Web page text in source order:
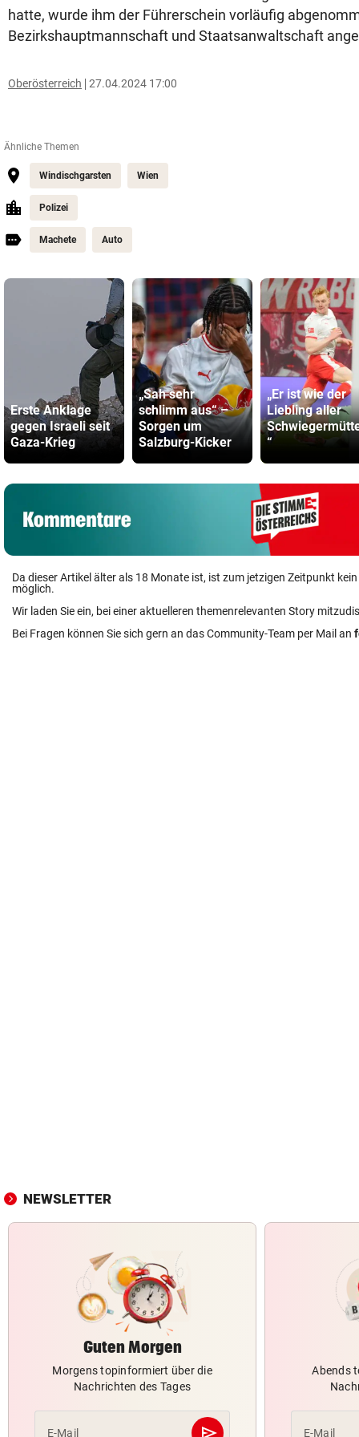
hatte, wurde ihm der Führerschein vorläufig
Bezirkshauptmannschaft und Staatsanwaltschaft
Oberösterreich 27.04.2024 17:00
Ähnliche Themen
Windischgarsten Wien
Polizei
Machete Auto
Erste Anklage
gegen Israeli seit
Gaza-Krieg
„Sah sehr
schlimm aus“ –
Sorgen um
Salzburg-Kicker
„Er ist wie der
Liebling aller
“
Da dieser Artikel älter als 18 Monate ist, ist zum jetzigen Zeitpunkt
möglich.
Wir laden Sie ein, bei einer aktuelleren themenrelevanten Story
Bei Fragen können Sie sich gern an das Community-Team per Mail an
NEWSLETTER
Guten Morgen
Morgens topinformiert über die
Nachrichten des Tages
E-Mail
Abends
E-Mail